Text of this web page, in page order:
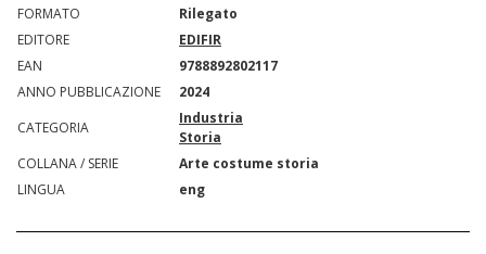
FORMATO
Rilegato
EDITORE
EDIFIR
EAN
9788892802117
ANNO PUBBLICAZIONE
2024
CATEGORIA
Industria
Storia
COLLANA / SERIE
Arte costume storia
LINGUA
eng